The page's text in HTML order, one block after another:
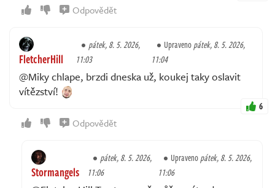
Odpovědět
FletcherHill
pátek, 8. 5. 2026,
11:03
Upravenopátek, 8. 5. 2026,
11:04
@Miky chlape, brzdi dneska už, koukej taky oslavit
vítězství!
6
Odpovědět
Stormangels
pátek, 8. 5. 2026,
11:06
Upravenopátek, 8. 5. 2026,
11:06